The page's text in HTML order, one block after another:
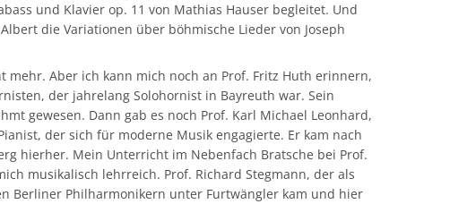
und Klavier op. 11 von Mathias Hauser begleitet. Und
die Variationen über böhmische Lieder von Joseph
mehr. Aber ich kann mich noch an Prof. Fritz Huth erinnern,
der jahrelang Solohornist in Bayreuth war. Sein
gewesen. Dann gab es noch Prof. Karl Michael Leonhard,
der sich für moderne Musik engagierte. Er kam nach
hierher. Mein Unterricht im Nebenfach Bratsche bei Prof.
musikalisch lehrreich. Prof. Richard Stegmann, der als
Berliner Philharmonikern unter Furtwängler kam und hier